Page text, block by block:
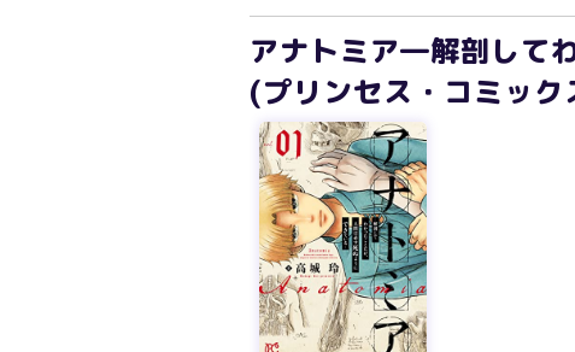
アナトミア―解剖して
(プリンセス・コミック